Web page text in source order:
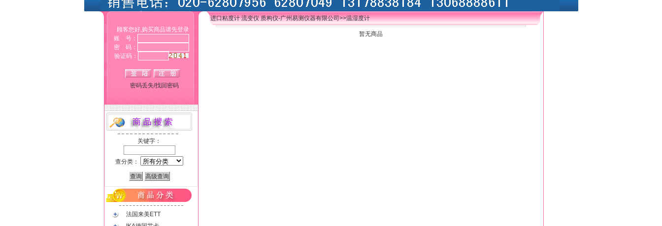
顾客您好,购买商品请先登录
账 号：
密 码：
验证码：
密码丢失/找回密码
关键字：
查分类：
法国来美ETT
进口粘度计 流变仪 质构仪-广州易测仪器有限公司>>温湿度计
暂无商品